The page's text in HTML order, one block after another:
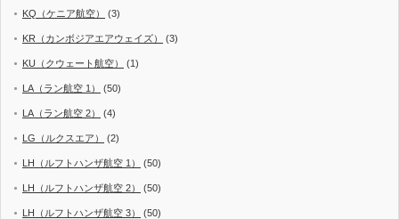
KQ（ケニア航空） (3)
KR（カンボジアエアウェイズ） (3)
KU（クウェート航空） (1)
LA（ラン航空 1） (50)
LA（ラン航空 2） (4)
LG（ルクスエア） (2)
LH（ルフトハンザ航空 1） (50)
LH（ルフトハンザ航空 2） (50)
LH（ルフトハンザ航空 3） (50)